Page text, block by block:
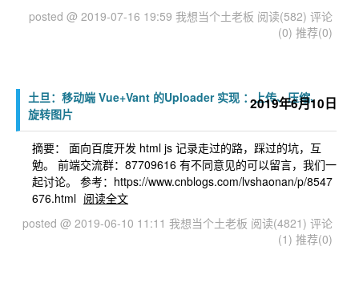
posted @ 2019-07-16 19:59 我想当个土老板 阅读(582) 评论
(0) 推荐(0)
2019年6月10日
土旦：移动端 Vue+Vant 的Uploader 实现 ：上传、压缩、
旋转图片
摘要： 面向百度开发 html js 记录走过的路，踩过的坑，互
勉。 前端交流群：87709616 有不同意见的可以留言，我们一
起讨论。 参考：https://www.cnblogs.com/lvshaonan/p/8547
676.html 阅读全文
posted @ 2019-06-10 11:11 我想当个土老板 阅读(4821) 评论
(1) 推荐(0)